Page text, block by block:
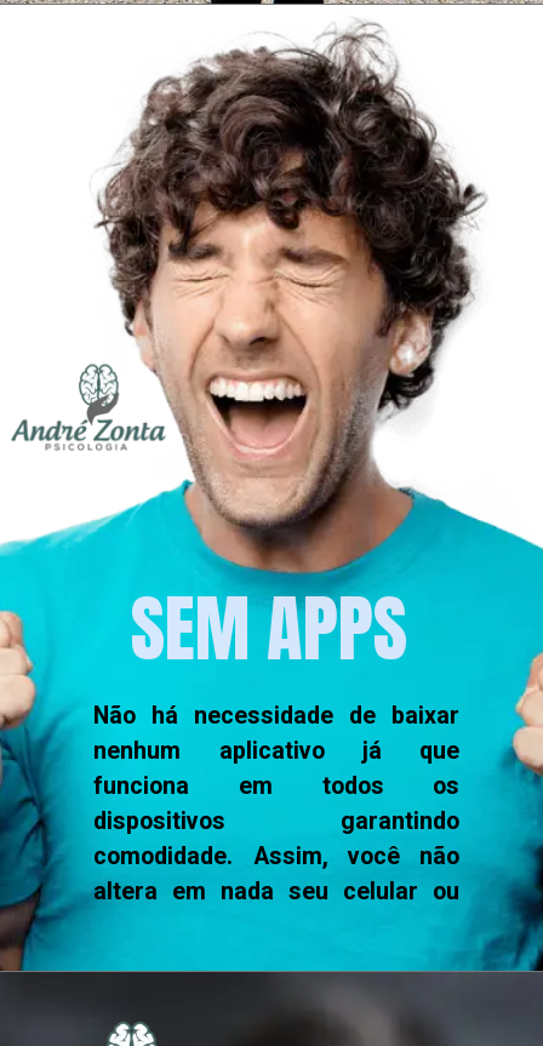
Não há necessidade de baixar
nenhum aplicativo já que
funciona em todos os
dispositivos garantindo
comodidade. Assim, você não
altera em nada seu celular ou
SEM APPS